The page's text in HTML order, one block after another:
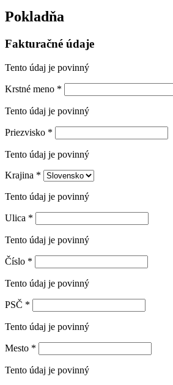
Pokladňa
Fakturačné údaje
Tento údaj je povinný
Krstné meno *
Tento údaj je povinný
Priezvisko *
Tento údaj je povinný
Krajina *
Tento údaj je povinný
Ulica *
Tento údaj je povinný
Číslo *
Tento údaj je povinný
PSČ *
Tento údaj je povinný
Mesto *
Tento údaj je povinný